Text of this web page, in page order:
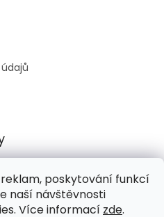
poskytování funkcí
naší návštěvnosti
Více informací zde.